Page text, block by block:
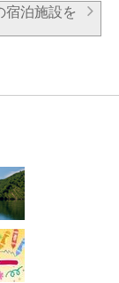
宿泊施設を